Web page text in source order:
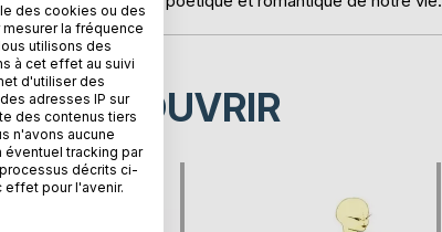
À DÉCOUVRIR
des cookies ou des
la fréquence
utilisons des
à cet effet au suivi
d'utiliser des
adresses IP sur
des contenus tiers
n'avons aucune
éventuel tracking par
décrits ci-
effet pour l'avenir.